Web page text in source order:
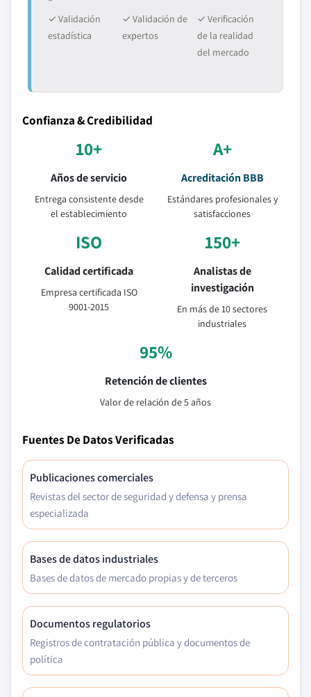
✓ Validación
estadística
✓ Validación de
expertos
✓ Verificación
de la realidad
del mercado
Confianza & Credibilidad
10+
Años de servicio
Entrega consistente desde
el establecimiento
A+
Acreditación BBB
Estándares profesionales y
satisfacciones
ISO
Calidad certificada
Empresa certificada ISO
9001-2015
150+
Analistas de
investigación
En más de 10 sectores
industriales
95%
Retención de clientes
Valor de relación de 5 años
Fuentes De Datos Verificadas
Publicaciones comerciales
Revistas del sector de seguridad y defensa y prensa
especializada
Bases de datos industriales
Bases de datos de mercado propias y de terceros
Documentos regulatorios
Registros de contratación pública y documentos de
política